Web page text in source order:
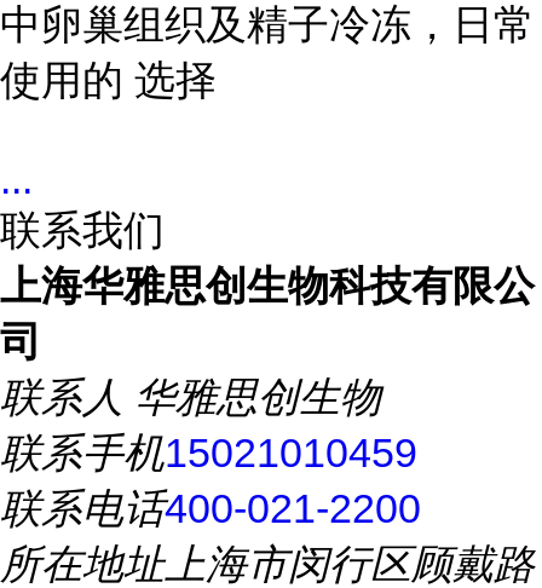
中卵巢组织及精子冷冻，日常
使用的 选择
...
联系我们
上海华雅思创生物科技有限公
司
联系人 华雅思创生物
联系手机15021010459
联系电话400-021-2200
所在地址上海市闵行区顾戴路